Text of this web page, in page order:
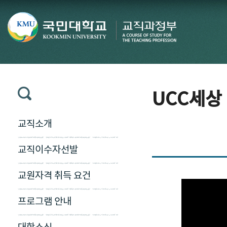
교직소개
교직이수자선발
교원자격 취득 요건
프로그램 안내
UCC세상